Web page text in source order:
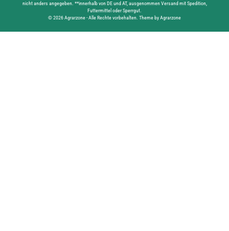
nicht anders angegeben. **innerhalb von DE und AT, ausgenommen Versand mit Spedition,
Futtermittel oder Sperrgut.
© 2026 Agrarzone - Alle Rechte vorbehalten. Theme by Agrarzone